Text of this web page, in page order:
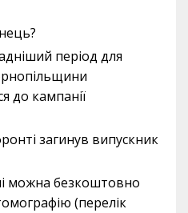
період для
до кампанії
загинув випускник
можна безкоштовно
(перелік